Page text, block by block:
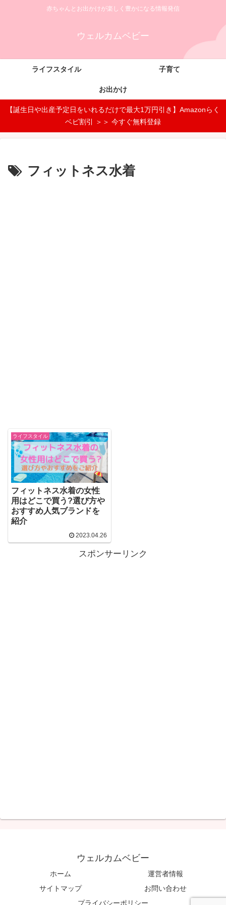
赤ちゃんとお出かけが楽しく豊かになる情報発信
ウェルカムベビー
ライフスタイル 子育て
お出かけ
【誕生日や出産予定日をいれるだけで最大1万円引き】Amazonらく
ベビ割引 ＞＞ 今すぐ無料登録
フィットネス水着
ライフスタイル
フィットネス水着の女性
用はどこで買う?選び方や
おすすめ人気ブランドを
紹介
2023.04.26
スポンサーリンク
ウェルカムベビー
ホーム
運営者情報
サイトマップ
お問い合わせ
プライバシーポリシー